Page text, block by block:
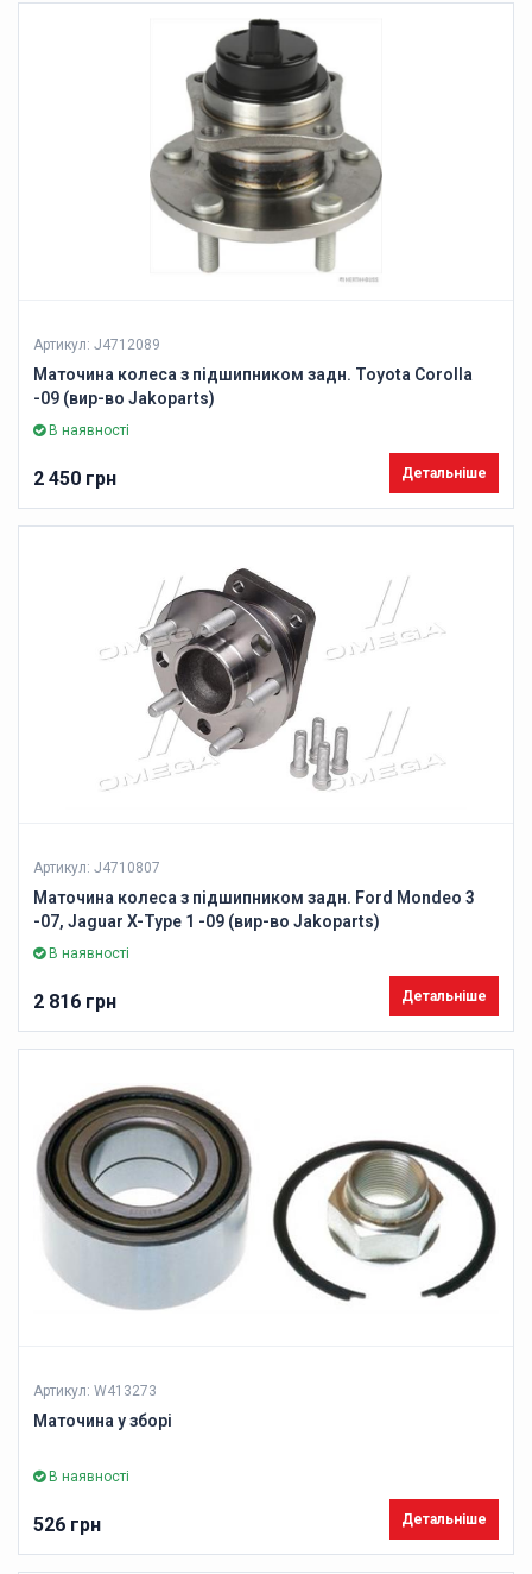
Артикул: J4712089
Маточина колеса з підшипником задн. Toyota Corolla
-09 (вир-во Jakoparts)
В наявності
2 450 грн Детальніше
Артикул: J4710807
Маточина колеса з підшипником задн. Ford Mondeo 3
-07, Jaguar X-Type 1 -09 (вир-во Jakoparts)
В наявності
2 816 грн Детальніше
Артикул: W413273
Маточина у зборі
В наявності
526 грн Детальніше